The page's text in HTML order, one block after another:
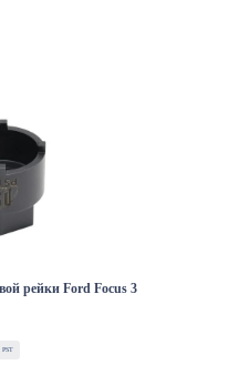
рейки Ford Focus 3
PST